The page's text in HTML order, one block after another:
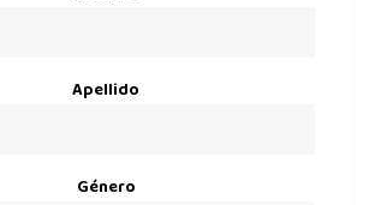
Apellido
Género